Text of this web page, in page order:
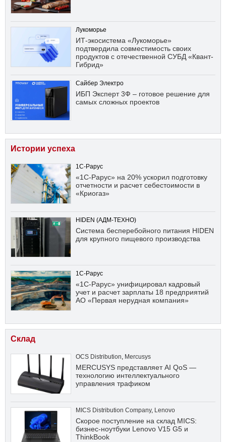
Лукоморье
ИТ-экосистема «Лукоморье»
подтвердила совместимость своих
продуктов с отечественной СУБД «Квант-
Гибрид»
Сайбер Электро
ИБП Эксперт 3Ф – готовое решение для
самых сложных проектов
Истории успеха
1С-Рарус
«1С-Рарус» на 20% ускорил подготовку
отчетности и расчет себестоимости в
«Криогаз»
HIDEN (АДМ-ТЕХНО)
Система бесперебойного питания HIDEN
для крупного пищевого производства
1С-Рарус
«1С-Рарус» унифицировал кадровый
учет и расчет зарплаты 18 предприятий
АО «Первая нерудная компания»
Склад
OCS Distribution, Mercusys
MERCUSYS представляет AI QoS —
технологию интеллектуального
управления трафиком
MICS Distribution Company, Lenovo
Скорое поступление на склад MICS:
бизнес-ноутбуки Lenovo V15 G5 и
ThinkBook